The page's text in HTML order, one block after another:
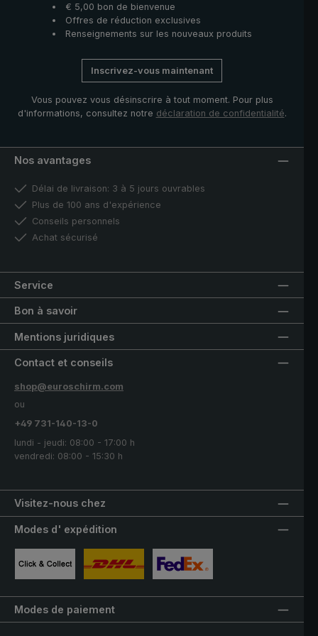
€ 5,00 bon de bienvenue
Offres de réduction exclusives
Renseignements sur les nouveaux produits
Inscrivez-vous maintenant
Vous pouvez vous désinscrire à tout moment. Pour plus
d'informations, consultez notre déclaration de confidentialité.
Nos avantages
Délai de livraison: 3 à 5 jours ouvrables
Plus de 100 ans d'expérience
Conseils personnels
Achat sécurisé
Service
Bon à savoir
Mentions juridiques
Visitez-nous chez
Contact et conseils
shop@euroschirm.com
ou
+49 731-140-13-0
lundi - jeudi: 08:00 - 17:00 h
vendredi: 08:00 - 15:30 h
Modes d' expédition
Modes de paiement